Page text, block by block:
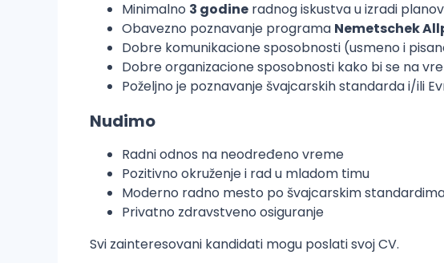
Minimalno 3 godine radnog iskustva u izradi
Obavezno poznavanje programa Nemetschek
Dobre komunikacione sposobnosti (usmeno i
Dobre organizacione sposobnosti kako bi se na
Poželjno je poznavanje švajcarskih standarda i/ili
Nudimo
Radni odnos na neodređeno vreme
Pozitivno okruženje i rad u mladom timu
Moderno radno mesto po švajcarskim
Privatno zdravstveno osiguranje
Svi zainteresovani kandidati mogu poslati svoj CV.